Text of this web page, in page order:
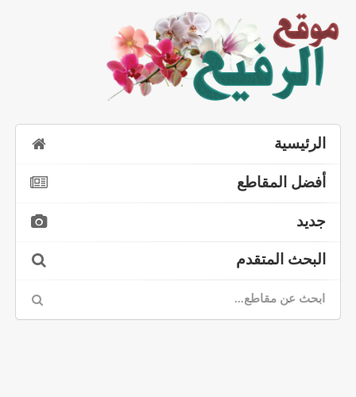
الرئيسية
أفضل المقاطع
جديد
البحث المتقدم